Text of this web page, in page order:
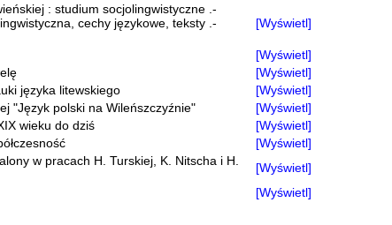
: studium socjolingwistyczne .-
cechy językowe, teksty .-
[Wyświetl]
[Wyświetl]
[Wyświetl]
języka litewskiego
[Wyświetl]
"Język polski na Wileńszczyźnie"
[Wyświetl]
wieku do dziś
[Wyświetl]
[Wyświetl]
w pracach H. Turskiej, K. Nitscha i H.
[Wyświetl]
[Wyświetl]